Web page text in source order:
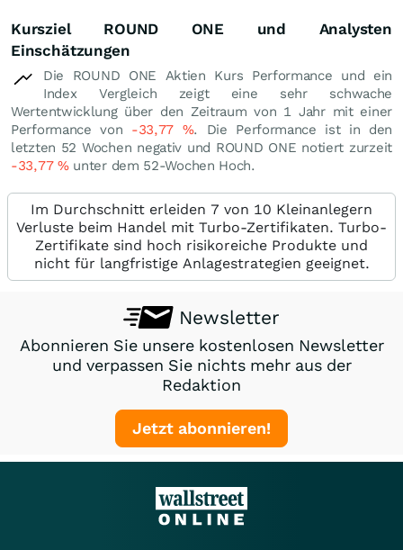
Kursziel ROUND ONE und Analysten
Einschätzungen
Die ROUND ONE Aktien Kurs Performance und ein
Index Vergleich zeigt eine sehr schwache
Wertentwicklung über den Zeitraum von 1 Jahr mit einer
Performance von -33,77 %. Die Performance ist in den
letzten 52 Wochen negativ und ROUND ONE notiert zurzeit
-33,77 %unter dem 52-Wochen Hoch.
Im Durchschnitt erleiden 7 von 10 Kleinanlegern
Verluste beim Handel mit Turbo-Zertifikaten. Turbo-
Zertifikate sind hoch risikoreiche Produkte und
nicht für langfristige Anlagestrategien geeignet.
Newsletter
Abonnieren Sie unsere kostenlosen Newsletter
und verpassen Sie nichts mehr aus der
Redaktion
Jetzt abonnieren!